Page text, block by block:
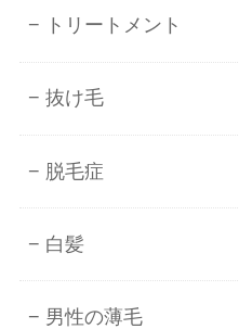
トリートメント
抜け毛
脱毛症
白髪
男性の薄毛